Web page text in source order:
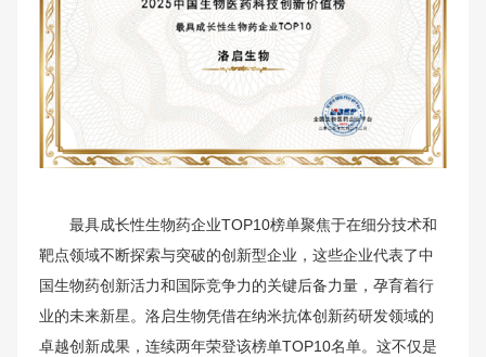
最具成长性生物药企业TOP10榜单聚焦于在细分技术和
靶点领域不断探索与突破的创新型企业，这些企业代表了中
国生物药创新活力和国际竞争力的关键后备力量，孕育着行
业的未来新星。洛启生物凭借在纳米抗体创新药研发领域的
卓越创新成果，连续两年荣登该榜单TOP10名单。这不仅是